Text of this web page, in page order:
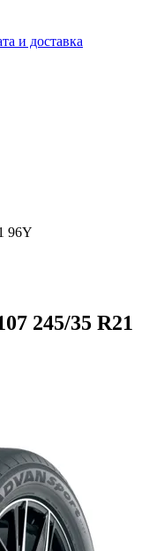
и доставка
96Y
245/35 R21